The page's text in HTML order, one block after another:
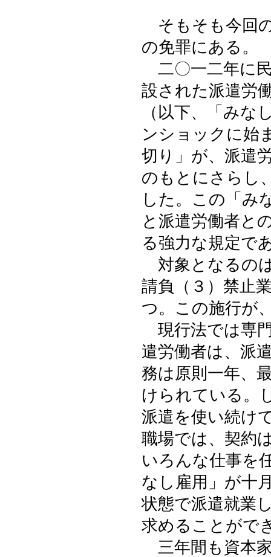
そもそも今回
の免罪にある。
二〇一二年に
設された派遣労
（以下、「みな
ンショックに始
切り」が、派遣
のもとにさらし
した。この「み
と派遣労働者と
る強力な規定で
対象となるの
請負（３）禁止
つ。この施行が
現行法では専
遣労働者は、派
務は原則一年、
けられている。
派遣を使い続け
職場では、契約
いろんな仕事を
なし雇用」が十
状態で派遣就業
求めることがで
三年間も資本